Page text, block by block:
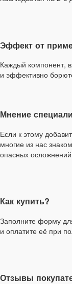
Эффект от
Каждый компонент,
и эффективно
Мнение
Если к этому
многие из нас
опасных
Как купить?
Заполните форму
и оплатите её при
Отзывы